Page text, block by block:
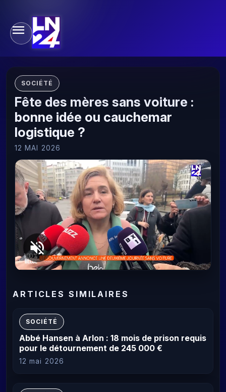
SOCIÉTÉ
Fête des mères sans voiture :
bonne idée ou cauchemar
logistique ?
12 MAI 2026
ARTICLES SIMILAIRES
SOCIÉTÉ
Abbé Hansen à Arlon : 18 mois de prison requis
pour le détournement de 245 000 €
12 mai 2026